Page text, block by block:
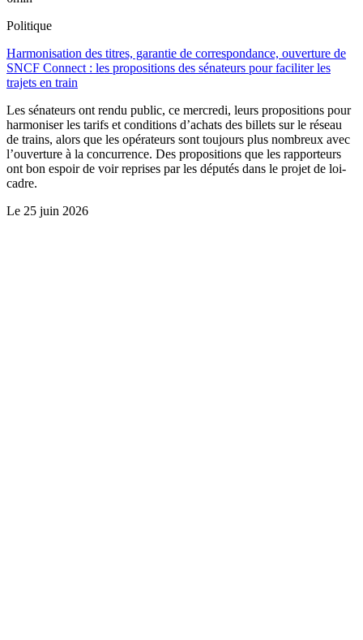
Politique
Harmonisation des titres, garantie de correspondance, ouverture de
SNCF Connect : les propositions des sénateurs pour faciliter les
trajets en train
Les sénateurs ont rendu public, ce mercredi, leurs propositions pour
harmoniser les tarifs et conditions d’achats des billets sur le réseau
de trains, alors que les opérateurs sont toujours plus nombreux avec
l’ouverture à la concurrence. Des propositions que les rapporteurs
ont bon espoir de voir reprises par les députés dans le projet de loi-
cadre.
Le 25 juin 2026